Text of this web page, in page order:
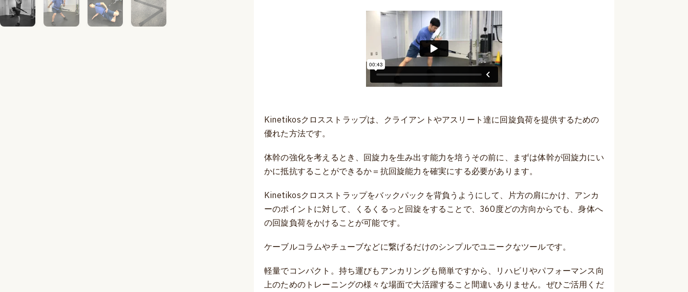
Kinetikosクロスストラップは、クライアントやアスリート達に回旋負荷を提供するための
優れた方法です。
体幹の強化を考えるとき、回旋力を生み出す能力を培うその前に、まずは体幹が回旋力にい
かに抵抗することができるか＝抗回旋能力を確実にする必要があります。
Kinetikosクロスストラップをバックパックを背負うようにして、片方の肩にかけ、アンカ
ーのポイントに対して、くるくるっと回旋をすることで、360度どの方向からでも、身体へ
の回旋負荷をかけることが可能です。
ケーブルコラムやチューブなどに繋げるだけのシンプルでユニークなツールです。
軽量でコンパクト。持ち運びもアンカリングも簡単ですから、リハビリやパフォーマンス向
上のためのトレーニングの様々な場面で大活躍すること間違いありません。ぜひご活用くだ